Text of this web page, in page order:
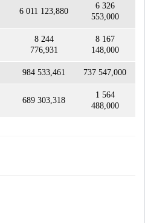
RSS ANALYSES QUOTIDIENNES
RSS ANALYSES HEBDOMADAIRES
6 011 123,880
6 326
553,000
8 244
776,931
8 167
148,000
984 533,461 737 547,000
689 303,318
1 564
488,000